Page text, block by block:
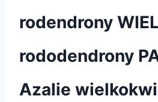
rodendrony
rododendrony
Azalie